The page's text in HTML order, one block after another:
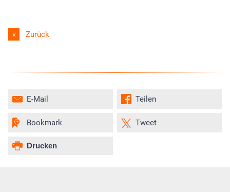
Zurück
Teilen
Tweet
E-Mail
Bookmark
Drucken